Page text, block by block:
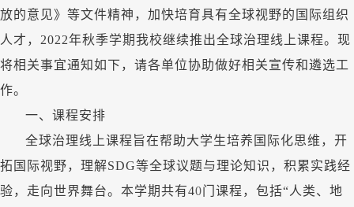
放的意见》等文件精神，加快培育具有全球视野的国际组织
人才， 2022年秋季学期我校继续推出全球治理线上课程。现
将相关事宜通知如下，请各单位协助做好相关宣传和遴选工
作。
一、课程安排
全球治理线上课程旨在帮助大学生培养国际化思维，开
拓国际视野，理解SDG等全球议题与理论知识，积累实践经
验，走向世界舞台。本学期共有40门课程，包括“人类、地